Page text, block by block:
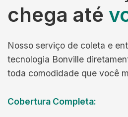
chega até
Nosso serviço de coleta e
tecnologia Bonville
toda comodidade que você
Cobertura Completa: